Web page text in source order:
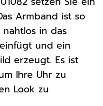
Armband ist so
in das
und ein
erzeugt. Es ist
Ihre Uhr zu
Look zu